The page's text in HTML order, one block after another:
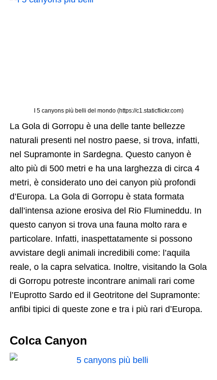
I 5 canyons più belli del mondo (https://c1.staticflickr.com)
La Gola di Gorropu è una delle tante bellezze
naturali presenti nel nostro paese, si trova, infatti,
nel Supramonte in Sardegna. Questo canyon è
alto più di 500 metri e ha una larghezza di circa 4
metri, è considerato uno dei canyon più profondi
d’Europa. La Gola di Gorropu è stata formata
dall’intensa azione erosiva del Rio Flumineddu. In
questo canyon si trova una fauna molto rara e
particolare. Infatti, inaspettatamente si possono
avvistare degli animali incredibili come: l’aquila
reale, o la capra selvatica. Inoltre, visitando la Gola
di Gorropu potreste incontrare animali rari come
l’Euprotto Sardo ed il Geotritone del Supramonte:
anfibi tipici di queste zone e tra i più rari d’Europa.
Colca Canyon